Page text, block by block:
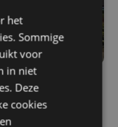
dienst in AZ
het
Sommige
voor
in niet
Deze
cookies